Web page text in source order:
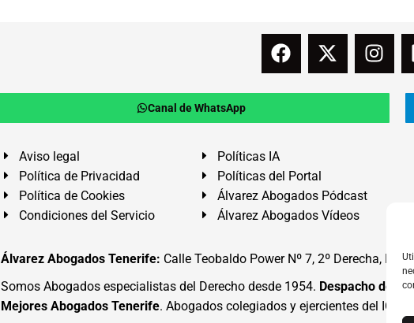
Canal de WhatsApp
Aviso legal
Política de Privacidad
Política de Cookies
Condiciones del Servicio
Políticas IA
Políticas del Portal
Álvarez Abogados Pódcast
Álvarez Abogados Vídeos
Álvarez Abogados Tenerife: Calle Teobaldo Power Nº 7, 2º Derecha, El
Somos Abogados especialistas del Derecho desde 1954. Despacho de
Mejores Abogados Tenerife. Abogados colegiados y ejercientes del ICATF.